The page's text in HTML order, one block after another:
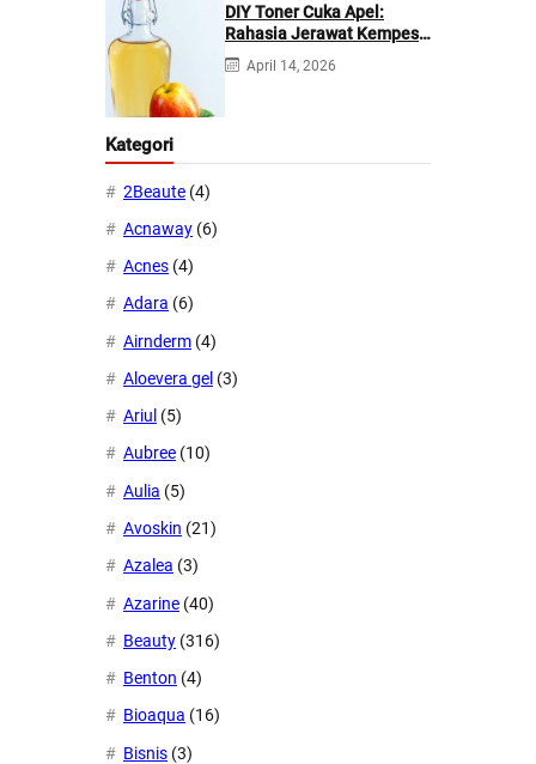
DIY Toner Cuka Apel:
Rahasia Jerawat Kempes
dalam 2 Hari!
April 14, 2026
Kategori
2Beaute (4)
Acnaway (6)
Acnes (4)
Adara (6)
Airnderm (4)
Aloevera gel (3)
Ariul (5)
Aubree (10)
Aulia (5)
Avoskin (21)
Azalea (3)
Azarine (40)
Beauty (316)
Benton (4)
Bioaqua (16)
Bisnis (3)